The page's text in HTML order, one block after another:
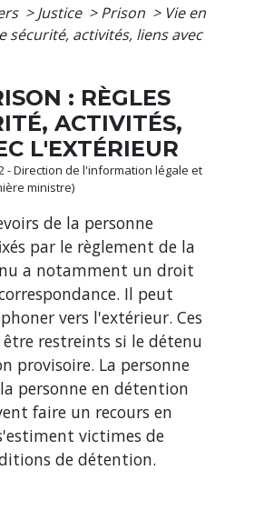
> Justice > Prison > Vie en
sécurité, activités, liens avec
: RÈGLES
ACTIVITÉS,
L'EXTÉRIEUR
- Direction de l'information légale et
ministre)
de la personne
par le règlement de la
a notamment un droit
Il peut
vers l'extérieur. Ces
restreints si le détenu
provisoire. La personne
personne en détention
faire un recours en
victimes de
de détention.